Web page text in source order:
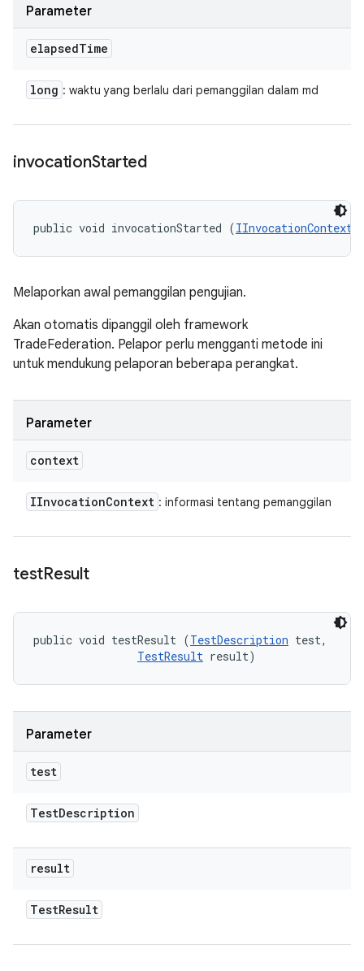
Parameter
elapsedTime
long : waktu yang berlalu dari pemanggilan dalam md
invocationStarted
public void invocationStarted (IInvocationContext
Melaporkan awal pemanggilan pengujian.
Akan otomatis dipanggil oleh framework
TradeFederation. Pelapor perlu mengganti metode ini
untuk mendukung pelaporan beberapa perangkat.
Parameter
context
IInvocationContext : informasi tentang pemanggilan
testResult
public void testResult (TestDescription test,
TestResult result)
Parameter
test
TestDescription
result
TestResult